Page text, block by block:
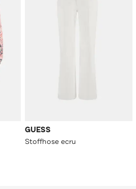
GUESS
Stoffhose ecru